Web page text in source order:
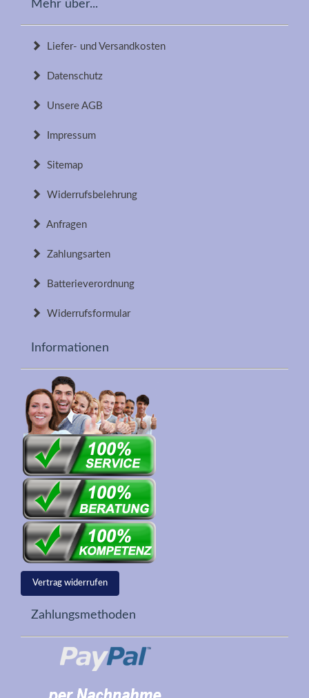
Mehr über...
Liefer- und Versandkosten
Datenschutz
Unsere AGB
Impressum
Sitemap
Widerrufsbelehrung
Anfragen
Zahlungsarten
Batterieverordnung
Widerrufsformular
Informationen
Vertrag widerrufen
Zahlungsmethoden